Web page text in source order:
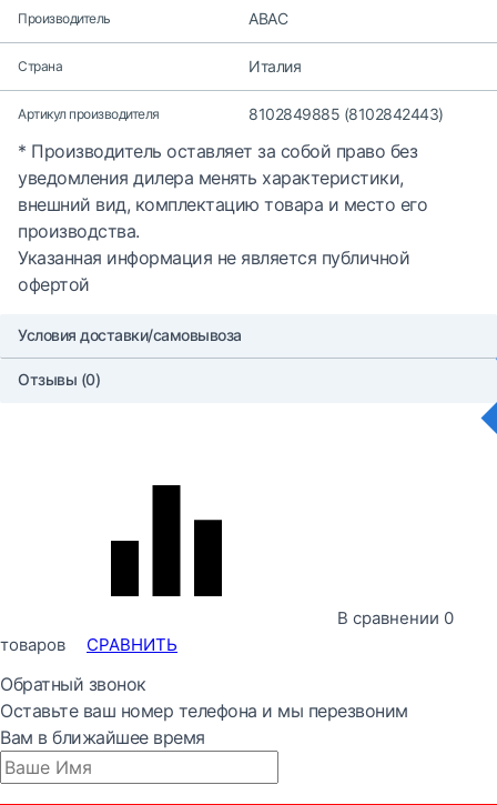
Производитель ABAC
Страна Италия
Артикул производителя 8102849885 (8102842443)
* Производитель оставляет за собой право без
уведомления дилера менять характеристики,
внешний вид, комплектацию товара и место его
производства.
Указанная информация не является публичной
офертой
Условия доставки/самовывоза
Отзывы (0)
В сравнении 0
товаров
СРАВНИТЬ
Обратный звонок
Оставьте ваш номер телефона и мы перезвоним
Вам в ближайшее время